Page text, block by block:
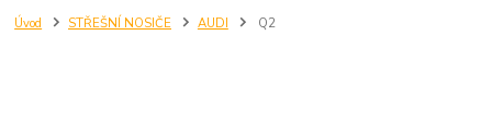
Úvod STŘEŠNÍ NOSIČE AUDI Q2